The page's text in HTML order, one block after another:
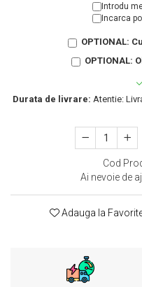
Cuplu
Echipe de fotbal
Brelocuri cu mesaje
Cadouri pentru parinti de
18 ani
Introdu
Incarca
OPTIONAL:
OPTIONAL:
Durata de livrare: Atentie:
Cod
Ai nevoie de
Adauga la